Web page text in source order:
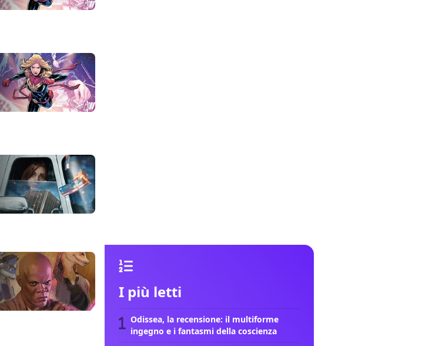
I più letti
Odissea, la recensione: il multiforme
ingegno e i fantasmi della coscienza